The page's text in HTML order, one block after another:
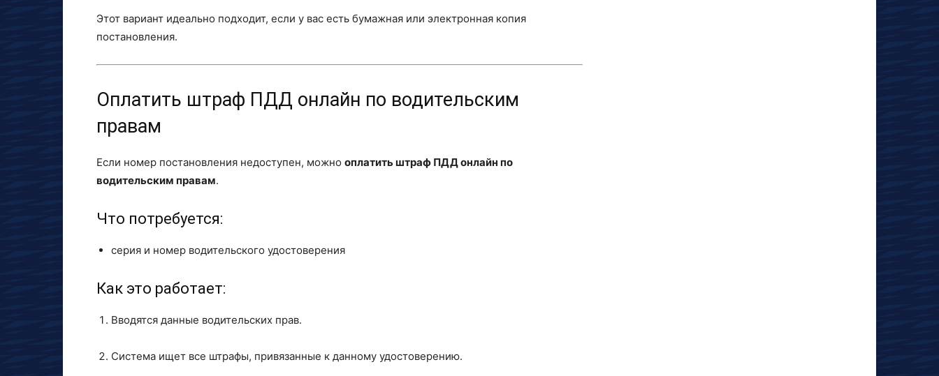
Этот вариант идеально подходит, если у вас есть бумажная или электронная копия
постановления.
Оплатить штраф ПДД онлайн по водительским
правам
Если номер постановления недоступен, можно оплатить штраф ПДД онлайн по
водительским правам.
Что потребуется:
серия и номер водительского удостоверения
Как это работает:
Вводятся данные водительских прав.
Система ищет все штрафы, привязанные к данному удостоверению.